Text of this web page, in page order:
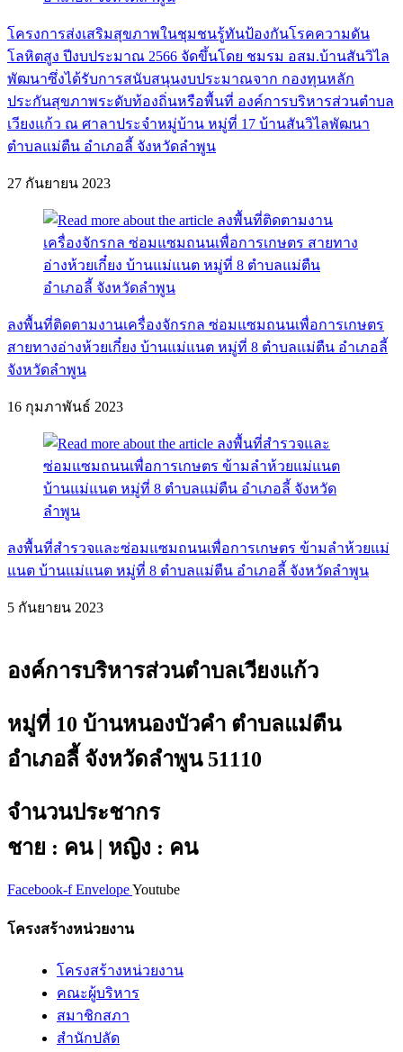
โครงการส่งเสริมสุขภาพในชุมชนรู้ทันป้องกันโรคความดัน
โลหิตสูง ปีงบประมาณ 2566 จัดขึ้นโดย ชมรม อสม.บ้านสันวิไล
พัฒนาซึ่งได้รับการสนับสนุนงบประมาณจาก กองทุนหลัก
ประกันสุขภาพระดับท้องถิ่นหรือพื้นที่ องค์การบริหารส่วนตำบล
เวียงแก้ว ณ ศาลาประจำหมู่บ้าน หมู่ที่ 17 บ้านสันวิไลพัฒนา
ตำบลแม่ตืน อำเภอลี้ จังหวัดลำพูน
27 กันยายน 2023
ลงพื้นที่ติดตามงานเครื่องจักรกล ซ่อมแซมถนนเพื่อการเกษตร
สายทางอ่างห้วยเกี๋ยง บ้านแม่แนต หมู่ที่ 8 ตำบลแม่ตืน อำเภอลี้
จังหวัดลำพูน
16 กุมภาพันธ์ 2023
ลงพื้นที่สำรวจและซ่อมแซมถนนเพื่อการเกษตร ข้ามลำห้วยแม่
แนต บ้านแม่แนต หมู่ที่ 8 ตำบลแม่ตืน อำเภอลี้ จังหวัดลำพูน
5 กันยายน 2023
องค์การบริหารส่วนตำบลเวียงแก้ว
หมู่ที่ 10 บ้านหนองบัวคำ ตำบลแม่ตืน
อำเภอลี้ จังหวัดลำพูน 51110
จำนวนประชากร
ชาย : คน | หญิง : คน
Facebook-f EnvelopeYoutube
โครงสร้างหน่วยงาน
โครงสร้างหน่วยงาน
คณะผู้บริหาร
สมาชิกสภา
สำนักปลัด